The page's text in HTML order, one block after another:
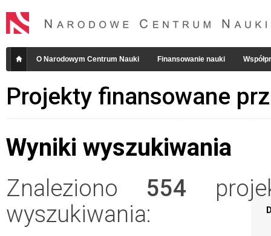
O Narodowym Centrum Nauki Finansowanie nauki
Projekty finansowane
Wyniki wyszukiwania
Znaleziono 554
wyszukiwania: